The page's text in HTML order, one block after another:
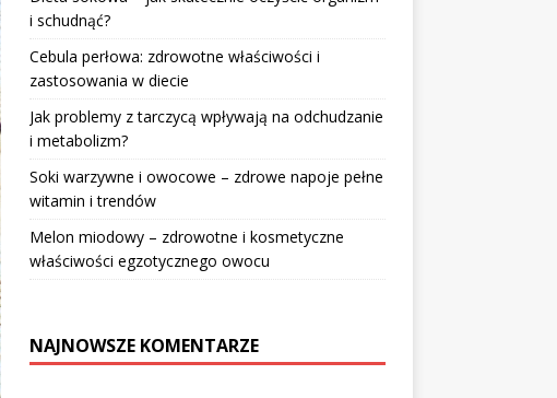
i schudnąć?
Cebula perłowa: zdrowotne właściwości i
zastosowania w diecie
Jak problemy z tarczycą wpływają na odchudzanie
i metabolizm?
Soki warzywne i owocowe – zdrowe napoje pełne
witamin i trendów
Melon miodowy – zdrowotne i kosmetyczne
właściwości egzotycznego owocu
NAJNOWSZE KOMENTARZE